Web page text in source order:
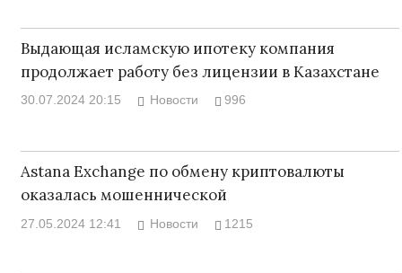
Выдающая исламскую ипотеку компания
продолжает работу без лицензии в Казахстане
30.07.2024 20:15 Новости 996
Astana Exchange по обмену криптовалюты
оказалась мошеннической
27.05.2024 12:41 Новости 1215